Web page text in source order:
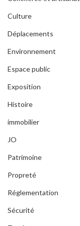
Culture
Déplacements
Environnement
Espace public
Exposition
Histoire
immobilier
JO
Patrimoine
Propreté
Réglementation
Sécurité